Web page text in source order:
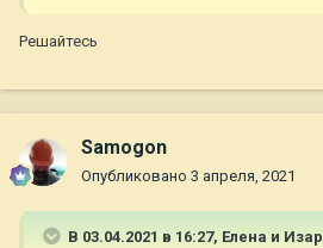
Решайтесь
Samogon
Опубликовано 3 апреля, 2021
В 03.04.2021 в 16:27, Елена и Изар